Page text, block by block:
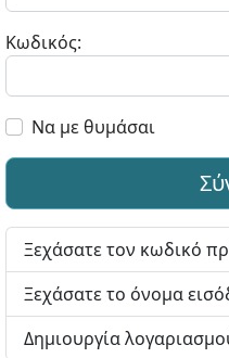
Κωδικός:
Να με θυμάσαι
Ξεχάσατε τον κωδικό
Ξεχάσατε το όνομα
Δημιουργία